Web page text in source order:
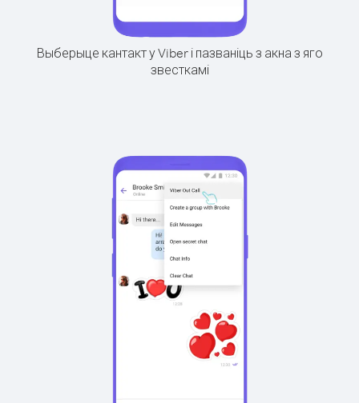
Выберыце кантакт у Viber і пазваніць з акна з яго
звесткамі